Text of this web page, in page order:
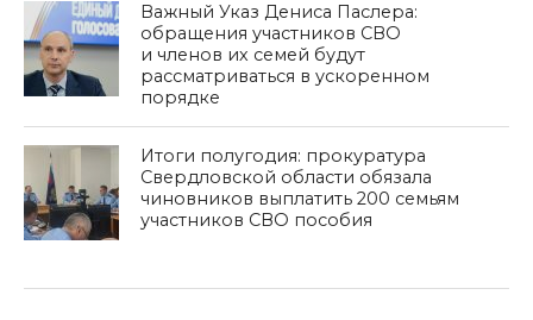
Важный Указ Дениса Паслера:
обращения участников СВО
и членов их семей будут
рассматриваться в ускоренном
порядке
Итоги полугодия: прокуратура
Свердловской области обязала
чиновников выплатить 200 семьям
участников СВО пособия